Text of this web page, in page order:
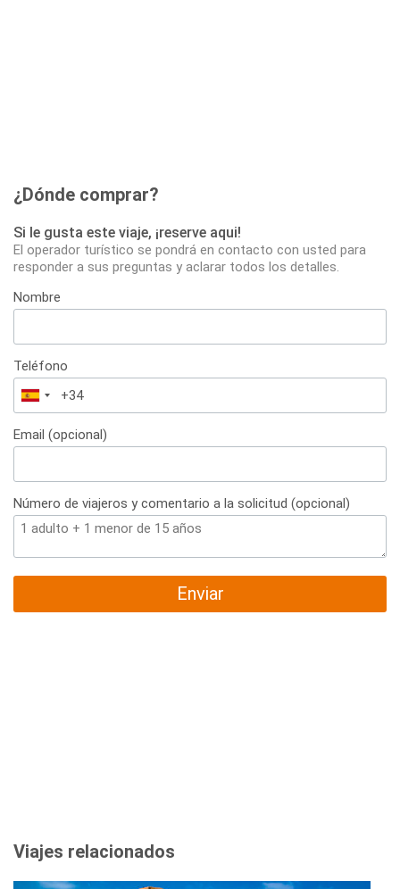
¿Dónde comprar?
Si le gusta este viaje, ¡reserve aqui!
El operador turístico se pondrá en contacto con usted para
responder a sus preguntas y aclarar todos los detalles.
Nombre
Teléfono
España
+34
Email (opcional)
Número de viajeros y comentario a la solicitud (opcional)
Enviar
Viajes relacionados